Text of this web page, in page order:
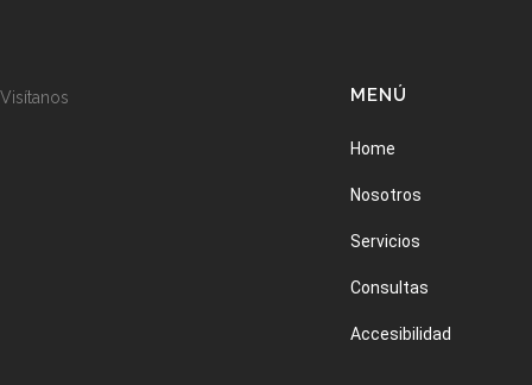
Visítanos MENÚ
Home
Nosotros
Servicios
Consultas
Accesibilidad